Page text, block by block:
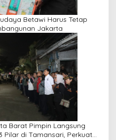
Betawi Harus Tetap
Jakarta
Barat Pimpin Langsung
Pilar di Tamansari, Perkuat